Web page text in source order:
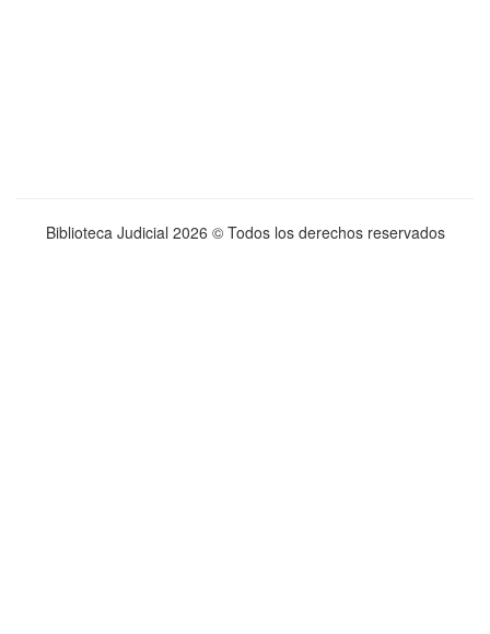
Biblioteca Judicial 2026 © Todos los derechos reservados